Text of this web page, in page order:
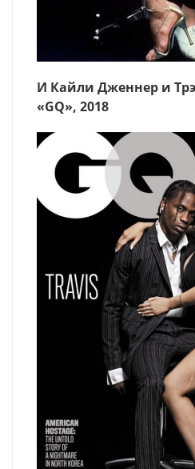
И Кайли Дженнер и
«GQ», 2018